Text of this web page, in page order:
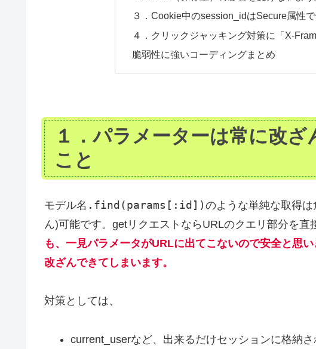
３．Cookie中のsession_idはSecure属性
４．クリックジャッキング対策に「X-
脆弱性に強いコーディングまとめ
１．パラメーターは常に改
こと
モデル名.find(params[:id]) のような単純な取得
ん)可能です。getリクエストならURLのクエリ部分を直
も、一見パラメータがURLに出てこないので安全と思
改ざんできてしまいます。
対策としては、
current_userなど、出来るだけセッションに格納